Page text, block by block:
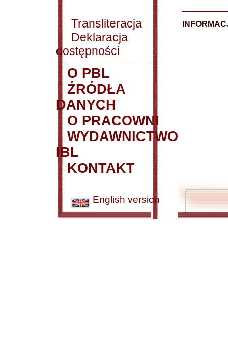
Transliteracja
Deklaracja
dostępności
O PBL
ŹRÓDŁA
DANYCH
O PRACOWNI
WYDAWNICTWO
IBL
KONTAKT
English version